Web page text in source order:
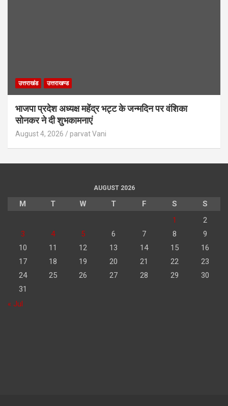
उत्तराखंड उत्तराखण्ड
भाजपा प्रदेश अध्यक्ष महेंद्र भट्ट के जन्मदिन पर वंशिका
सोनकर ने दी शुभकामनाएं
August 4, 2026 parvat Vani
AUGUST 2026
M T W T F S
S
1
2
3
4 5 6 7 8
9
10
11 12 13 14 15
16
17
18 19 20 21 22
23
24
25 26 27 28 29
30
31
« Jul